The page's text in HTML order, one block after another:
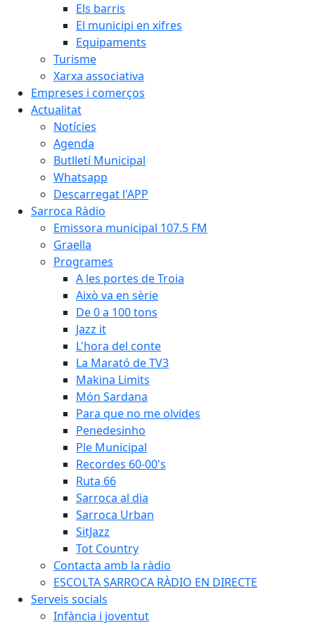
Els barris
El municipi en xifres
Equipaments
Turisme
Xarxa associativa
Empreses i comerços
Actualitat
Notícies
Agenda
Butlletí Municipal
Whatsapp
Descarregat l'APP
Sarroca Ràdio
Emissora municipal 107.5 FM
Graella
Programes
A les portes de Troia
Això va en sèrie
De 0 a 100 tons
Jazz it
L'hora del conte
La Marató de TV3
Makina Limits
Món Sardana
Para que no me olvides
Penedesinho
Ple Municipal
Recordes 60-00's
Ruta 66
Sarroca al dia
Sarroca Urban
SitJazz
Tot Country
Contacta amb la ràdio
ESCOLTA SARROCA RÀDIO EN DIRECTE
Serveis socials
Infància i joventut